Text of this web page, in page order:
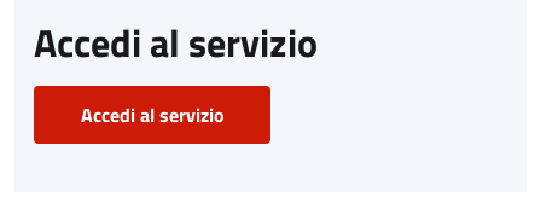
Accedi al servizio
Accedi al servizio